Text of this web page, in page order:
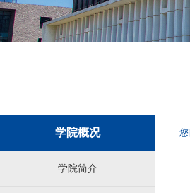
学院概况
学院简介
您